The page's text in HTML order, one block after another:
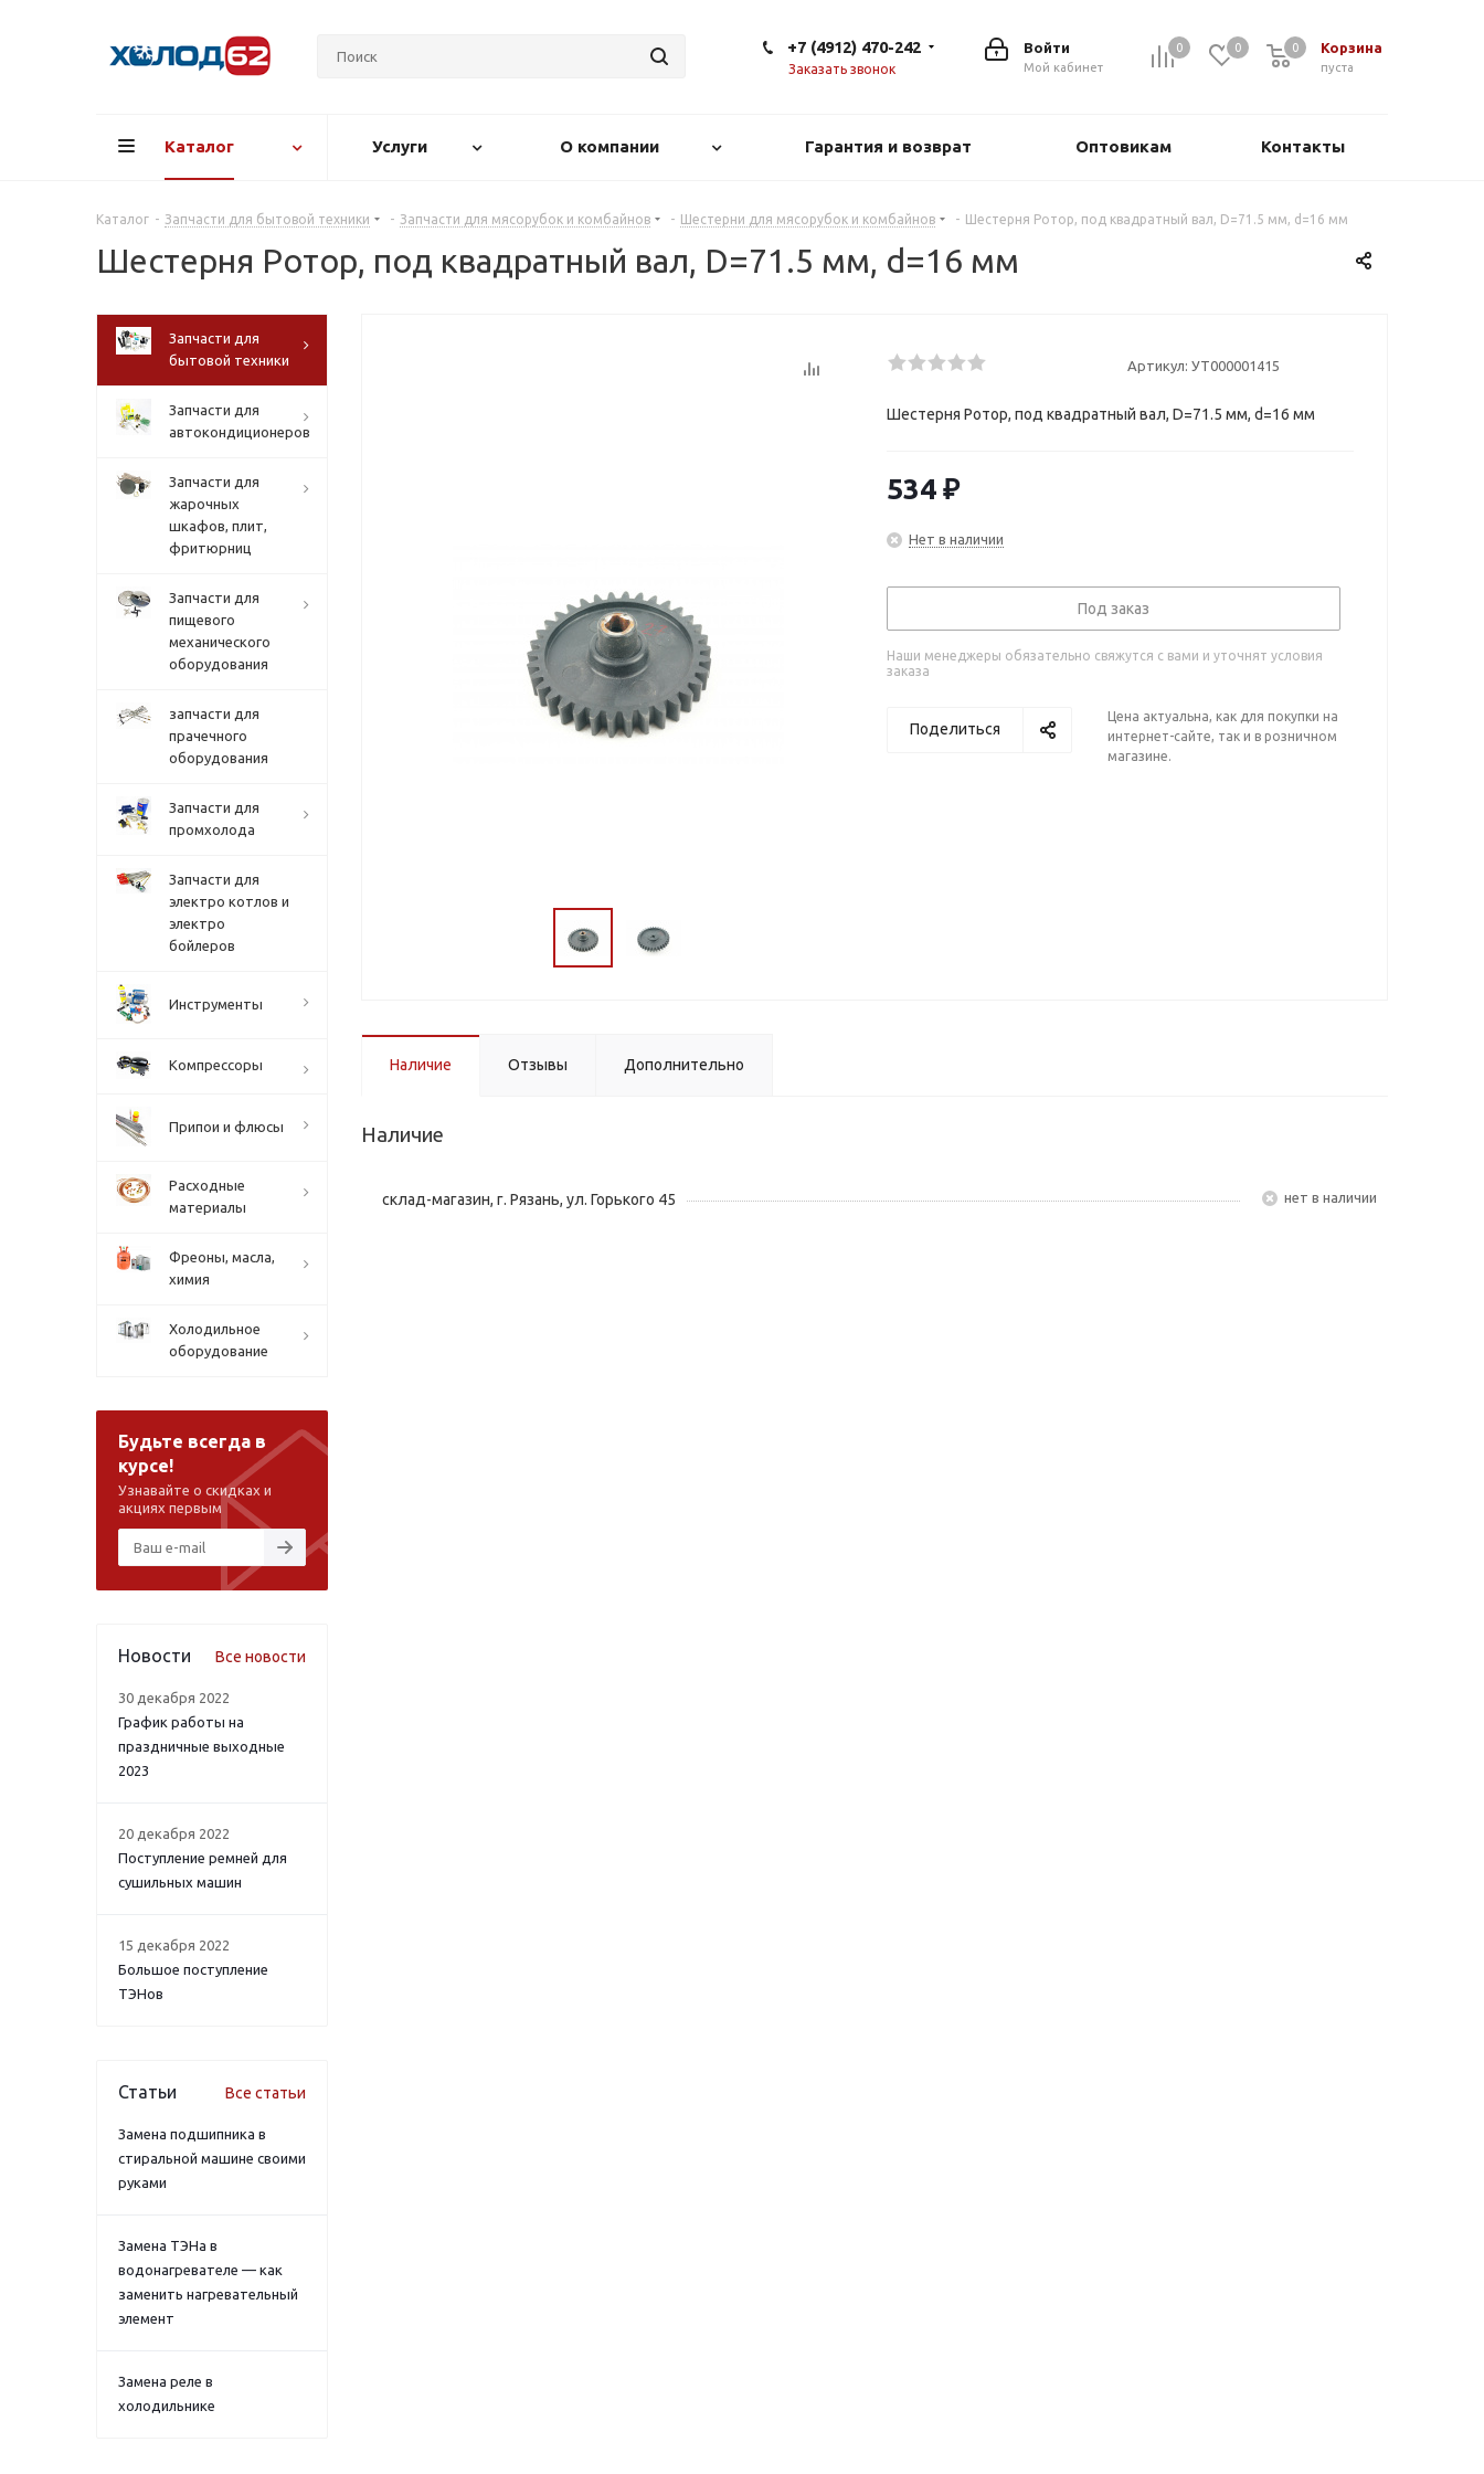
0 0 Корзина
0
пуста
0
Войти
Мой кабинет
+7 (4912) 470-242
Заказать звонок
Каталог Услуги О компании Гарантия и возврат Оптовикам Контакты
Каталог - Запчасти для бытовой техники - Запчасти для мясорубок и комбайнов - Шестерни для мясорубок и комбайнов - Шестерня Ротор, под квадратный вал, D=71.5 мм, d=16 мм
Шестерня Ротор, под квадратный вал, D=71.5 мм, d=16 мм
Артикул: УТ000001415
Шестерня Ротор, под квадратный вал, D=71.5 мм, d=16 мм
534 ₽
Нет в наличии
Под заказ
Наши менеджеры обязательно свяжутся с вами и уточнят условия
заказа
Поделиться
Цена актуальна, как для покупки на
интернет-сайте, так и в розничном
магазине.
Наличие Отзывы Дополнительно
Наличие
склад-магазин, г. Рязань, ул. Горького 45 Нет в наличии
Запчасти для
бытовой техники
Запчасти для
автокондиционеров
Запчасти для
жарочных
шкафов, плит,
фритюрниц
Запчасти для
пищевого
механического
оборудования
запчасти для
прачечного
оборудования
Запчасти для
промхолода
Запчасти для
электро котлов и
электро
бойлеров
Инструменты
Компрессоры
Припои и флюсы
Расходные
материалы
Фреоны, масла,
химия
Холодильное
оборудование
Будьте всегда в
курсе!
Узнавайте о скидках и
акциях первым
Новости Все новости
30 декабря 2022
График работы на
праздничные выходные
2023
20 декабря 2022
Поступление ремней для
сушильных машин
15 декабря 2022
Большое поступление
ТЭНов
Статьи Все статьи
Замена подшипника в
стиральной машине своими
руками
Замена ТЭНа в
водонагревателе — как
заменить нагревательный
элемент
Замена реле в
холодильнике